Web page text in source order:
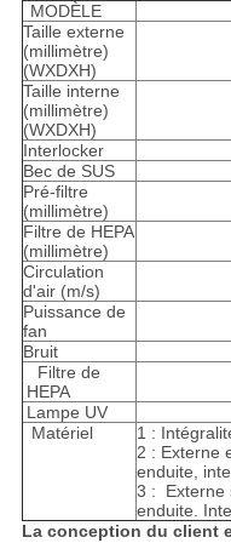
MODÈLE
Taille externe
(millimètre)
(WXDXH)
Taille interne
(millimètre)
(WXDXH)
Interlocker
Bec de SUS
Pré-filtre
(millimètre)
Filtre de HEPA
(millimètre)
Circulation
d'air (m/s)
Puissance de
fan
Bruit
Filtre de
HEPA
Lampe UV
Matériel
1 :
2 : Externe
enduite,
3 : Externe
enduite.
La conception du